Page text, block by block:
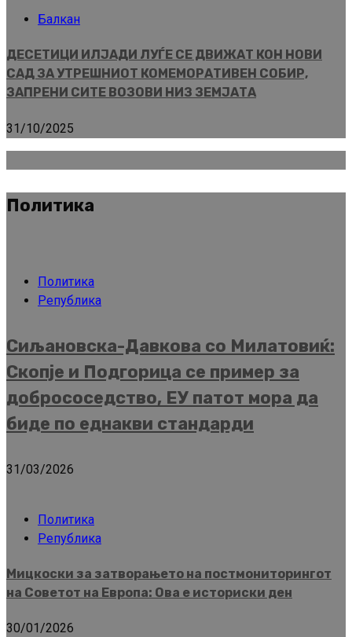
Балкан
ДЕСЕТИЦИ ИЛЈАДИ ЛУЃЕ СЕ ДВИЖАТ КОН НОВИ
САД ЗА УТРЕШНИОТ КОМЕМОРАТИВЕН СОБИР,
ЗАПРЕНИ СИТЕ ВОЗОВИ НИЗ ЗЕМЈАТА
31/10/2025
Политика
Политика
Република
Сиљановска-Давкова со Милатовиќ:
Скопје и Подгорица се пример за
добрососедство, ЕУ патот мора да
биде по еднакви стандарди
31/03/2026
Политика
Република
Мицкоски за затворањето на постмониторингот
на Советот на Европа: Ова е историски ден
30/01/2026